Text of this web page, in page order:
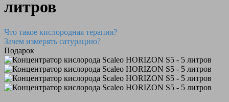
литров
Что такое кислородная терапия?
Зачем измерять сатурацию?
Подарок